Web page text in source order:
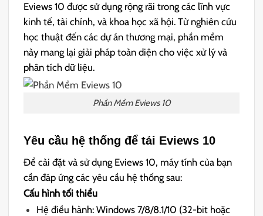
Eviews 10 được sử dụng rộng rãi trong các lĩnh vực
kinh tế, tài chính, và khoa học xã hội. Từ nghiên cứu
học thuật đến các dự án thương mại, phần mềm
này mang lại giải pháp toàn diện cho việc xử lý và
phân tích dữ liệu.
Phần Mềm Eviews 10
Yêu cầu hệ thống để tải Eviews 10
Để cài đặt và sử dụng Eviews 10, máy tính của bạn
cần đáp ứng các yêu cầu hệ thống sau:
Cấu hình tối thiểu
Hệ điều hành: Windows 7/8/8.1/10 (32-bit hoặc